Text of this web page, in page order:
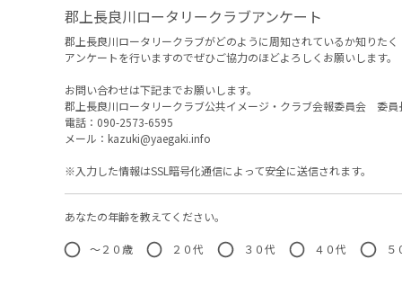
郡上長良川ロータリークラブアンケート
郡上長良川ロータリークラブがどのように周知されているか知りたく
アンケートを行いますのでぜひご協力のほどよろしくお願いします。
お問い合わせは下記までお願いします。
郡上長良川ロータリークラブ公共イメージ・クラブ会報委員会 委
電話：090-2573-6595
メール：kazuki@yaegaki.info
※入力した情報はSSL暗号化通信によって安全に送信されます。
あなたの年齢を教えてください。
〜２０歳 ２０代 ３０代 ４０代 ５